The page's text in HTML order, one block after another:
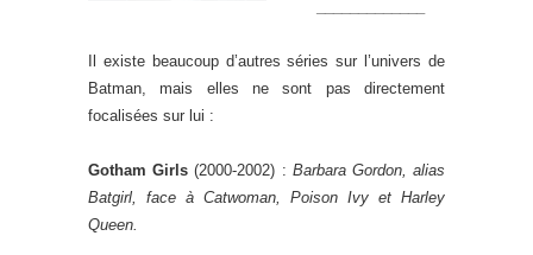
Il existe beaucoup d’autres séries sur l’univers de
Batman, mais elles ne sont pas directement
focalisées sur lui :
Gotham Girls (2000-2002) : Barbara Gordon, alias
Batgirl, face à Catwoman, Poison Ivy et Harley
Queen.